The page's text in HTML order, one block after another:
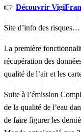
👉 Découvrir
Site d’info des risques…
La première
récupération des
qualité de l’air et les
Suite à l’émission
de la qualité de l’eau
de faire figurer les